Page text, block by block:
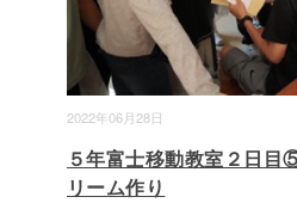
2022年06月28日
５年富士移動教室２日目
リーム作り